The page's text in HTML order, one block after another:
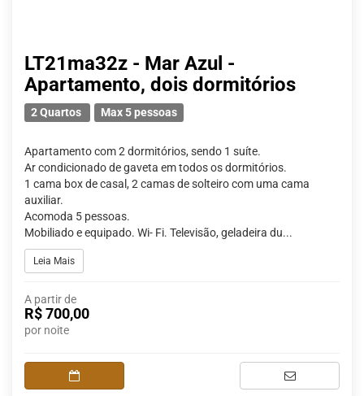
LT21ma32z - Mar Azul -
Apartamento, dois dormitórios
2 Quartos Max 5 pessoas
Apartamento com 2 dormitórios, sendo 1 suíte.
Ar condicionado de gaveta em todos os dormitórios.
1 cama box de casal, 2 camas de solteiro com uma cama
auxiliar.
Acomoda 5 pessoas.
Mobiliado e equipado. Wi- Fi. Televisão, geladeira du...
Leia Mais
A partir de
R$ 700,00
por noite